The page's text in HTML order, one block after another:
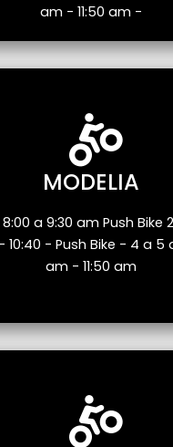
am - 11:50 am -
MODELIA
a 9:30 am Push Bike
10:40 - Push Bike - 4 a 5
am - 11:50 am